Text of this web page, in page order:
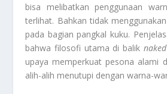
bisa melibatkan penggunaan
terlihat. Bahkan tidak
pada bagian pangkal kuku.
bahwa filosofi utama di balik
upaya memperkuat pesona alami
alih-alih menutupi dengan warna-